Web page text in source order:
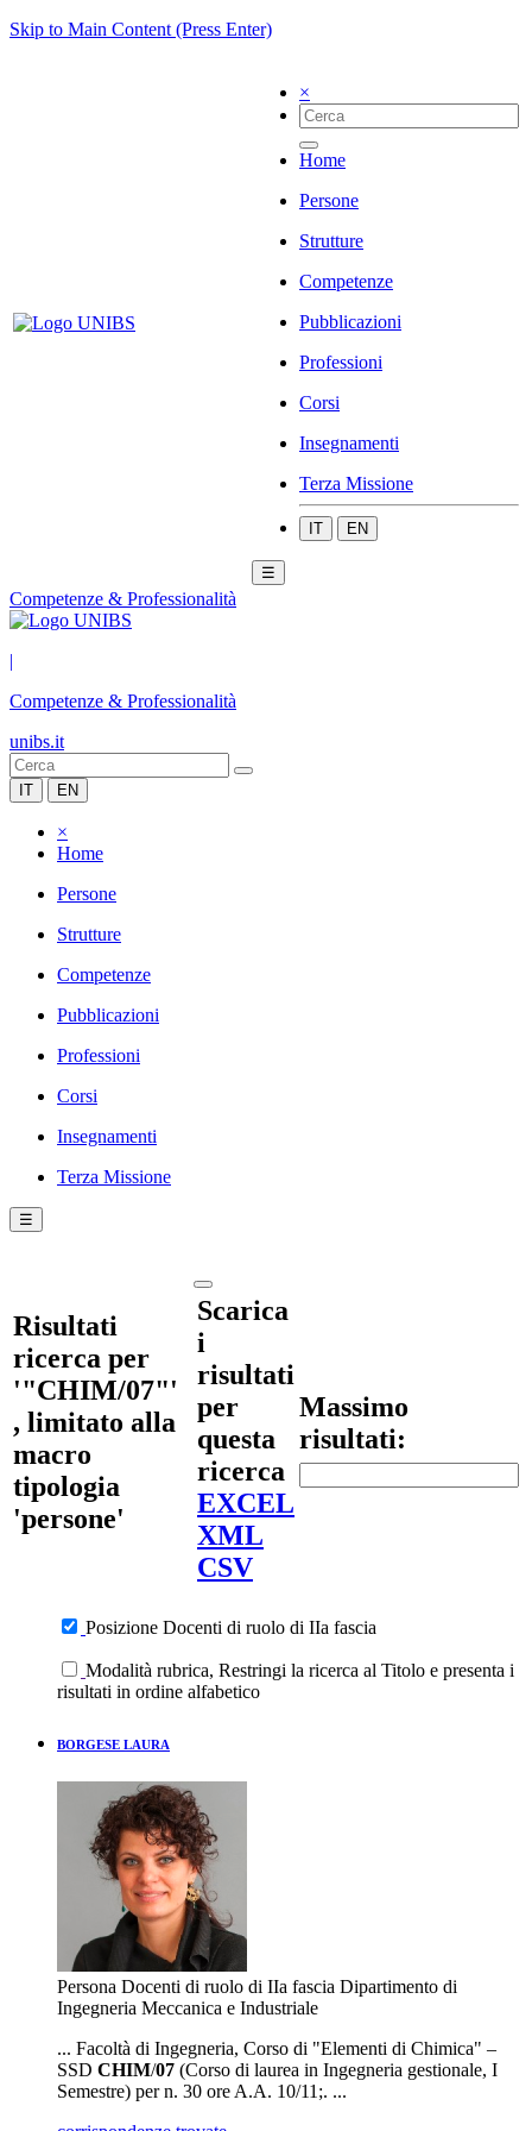
Skip to Main Content (Press Enter)
×
Home
Persone
Strutture
Competenze
Pubblicazioni
Professioni
Corsi
Insegnamenti
Terza Missione
IT EN
☰
Competenze & Professionalità
|
Competenze & Professionalità
unibs.it
IT EN
×
Home
Persone
Strutture
Competenze
Pubblicazioni
Professioni
Corsi
Insegnamenti
Terza Missione
☰
Risultati
ricerca per
'"CHIM/07"'
, limitato alla
macro
tipologia
'persone'
Scarica
i
risultati
per
questa
ricerca
EXCEL
XML
CSV
Massimo
risultati:
Posizione Docenti di ruolo di IIa fascia
Modalità rubrica, Restringi la ricerca al Titolo e presenta i
risultati in ordine alfabetico
BORGESE LAURA
Persona Docenti di ruolo di IIa fascia Dipartimento di
Ingegneria Meccanica e Industriale
... Facoltà di Ingegneria, Corso di "Elementi di Chimica" –
SSD CHIM/07 (Corso di laurea in Ingegneria gestionale, I
Semestre) per n. 30 ore A.A. 10/11;. ...